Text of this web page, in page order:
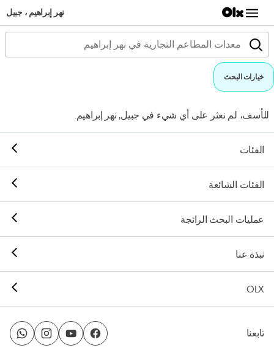
نهر إبراهيم ، جبيل
خيارات البحث
للأسف، لم نعثر على أي شيء في جبيل, نهر إبراهيم.
الفئات
الفئات الشائعة
عمليات البحث الرائجة
نبذة عنا
OLX
تابعنا